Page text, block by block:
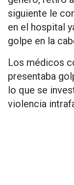
siguiente le
en el hospital
golpe en la
Los médicos
presentaba
lo que se
violencia